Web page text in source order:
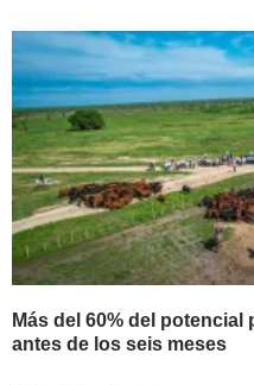
Más del 60% del
antes de los seis meses